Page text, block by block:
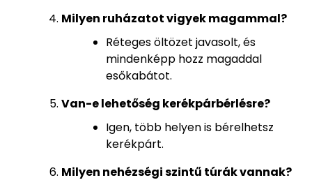
Milyen ruházatot vigyek magammal?
Réteges öltözet javasolt, és
mindenképp hozz magaddal
esőkabátot.
Van-e lehetőség kerékpárbérlésre?
Igen, több helyen is bérelhetsz
kerékpárt.
Milyen nehézségi szintű túrák vannak?